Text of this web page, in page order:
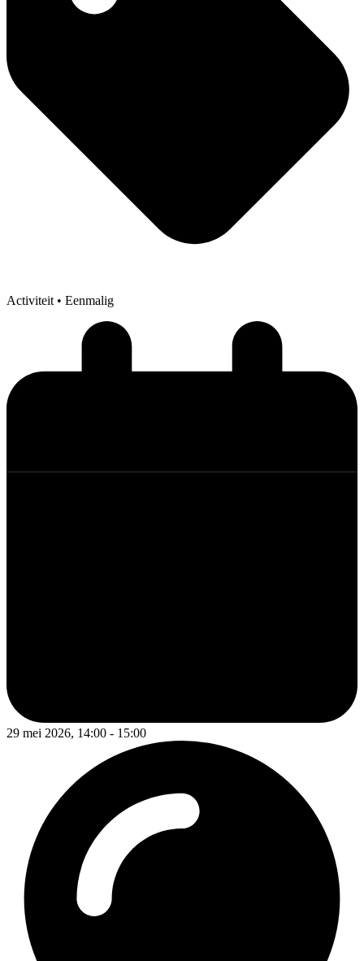
Activiteit• Eenmalig
29 mei 2026, 14:00 - 15:00